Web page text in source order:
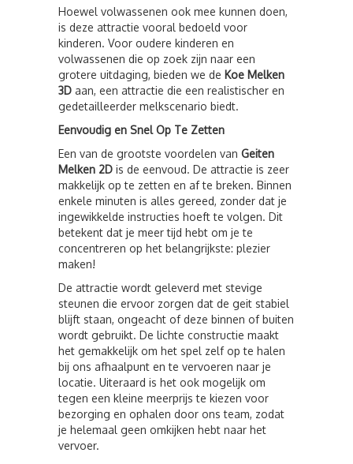
Hoewel volwassenen ook mee kunnen doen,
is deze attractie vooral bedoeld voor
kinderen. Voor oudere kinderen en
volwassenen die op zoek zijn naar een
grotere uitdaging, bieden we de Koe Melken
3D aan, een attractie die een realistischer en
gedetailleerder melkscenario biedt.
Eenvoudig en Snel Op Te Zetten
Een van de grootste voordelen van Geiten
Melken 2D is de eenvoud. De attractie is zeer
makkelijk op te zetten en af te breken. Binnen
enkele minuten is alles gereed, zonder dat je
ingewikkelde instructies hoeft te volgen. Dit
betekent dat je meer tijd hebt om je te
concentreren op het belangrijkste: plezier
maken!
De attractie wordt geleverd met stevige
steunen die ervoor zorgen dat de geit stabiel
blijft staan, ongeacht of deze binnen of buiten
wordt gebruikt. De lichte constructie maakt
het gemakkelijk om het spel zelf op te halen
bij ons afhaalpunt en te vervoeren naar je
locatie. Uiteraard is het ook mogelijk om
tegen een kleine meerprijs te kiezen voor
bezorging en ophalen door ons team, zodat
je helemaal geen omkijken hebt naar het
vervoer.